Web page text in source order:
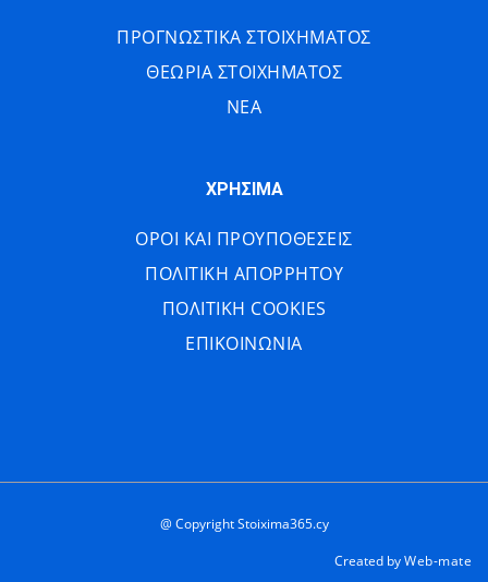
ΠΡΟΓΝΩΣΤΙΚΑ ΣΤΟΙΧΗΜΑΤΟΣ
ΘΕΩΡΙΑ ΣΤΟΙΧΗΜΑΤΟΣ
ΝΕΑ
ΧΡΗΣΙΜΑ
ΟΡΟΙ ΚΑΙ ΠΡΟΥΠΟΘΕΣΕΙΣ
ΠΟΛΙΤΙΚΗ ΑΠΟΡΡΗΤΟΥ
ΠΟΛΙΤΙΚΗ COOKIES
ΕΠΙΚΟΙΝΩΝΙΑ
@ Copyright Stoixima365.cy
Created byWeb-mate